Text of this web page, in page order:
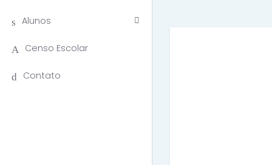
Alunos
Censo Escolar
Contato